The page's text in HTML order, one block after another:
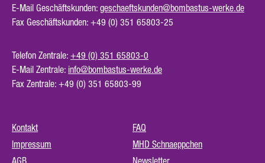
E-Mail Geschäftskunden: geschaeftskunden@bombastus-werke.de
Fax Geschäftskunden: +49 (0) 351 65803-25
Telefon Zentrale: +49 (0) 351 65803-0
E-Mail Zentrale: info@bombastus-werke.de
Fax Zentrale: +49 (0) 351 65803-99
Kontakt
Impressum
AGB
FAQ
MHD Schnaeppchen
Newsletter